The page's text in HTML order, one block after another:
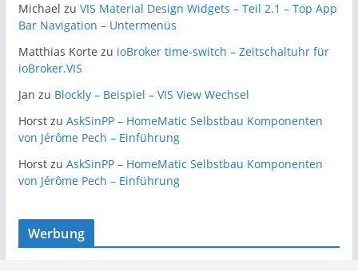
Michael zu VIS Material Design Widgets – Teil 2.1 – Top App
Bar Navigation – Untermenüs
Matthias Korte zu ioBroker time-switch – Zeitschaltuhr für
ioBroker.VIS
Jan zu Blockly – Beispiel – VIS View Wechsel
Horstzu AskSinPP – HomeMatic Selbstbau Komponenten
von Jérôme Pech – Einführung
Horstzu AskSinPP – HomeMatic Selbstbau Komponenten
von Jérôme Pech – Einführung
Werbung